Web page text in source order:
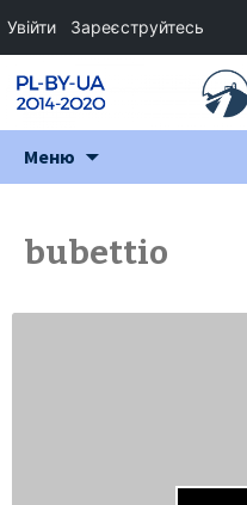
Меню
bubettio
Увійти Зареєструйтесь